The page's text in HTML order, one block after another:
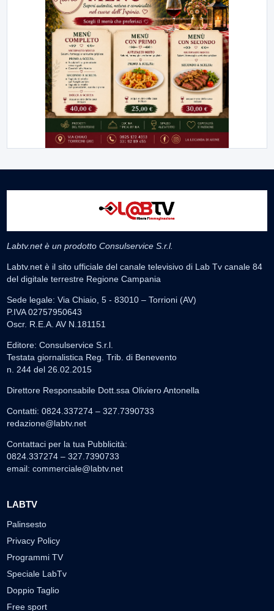
Labtv.net è un prodotto Consulservice S.r.l.
Labtv.net è il sito ufficiale del canale televisivo di Lab Tv canale 84
del digitale terrestre Regione Campania
Sede legale: Via Chiaio, 5 - 83010 – Torrioni (AV)
P.IVA 02757950643
Oscr. R.E.A. AV N.181151
Editore: Consulservice S.r.l.
Testata giornalistica Reg. Trib. di Benevento
n. 244 del 26.02.2015
Direttore Responsabile Dott.ssa Oliviero Antonella
Contatti: 0824.337274 – 327.7390733
redazione@labtv.net
Contattaci per la tua Pubblicità:
0824.337274 – 327.7390733
email: commerciale@labtv.net
LABTV
Palinsesto
Privacy Policy
Programmi TV
Speciale LabTv
Doppio Taglio
Free sport